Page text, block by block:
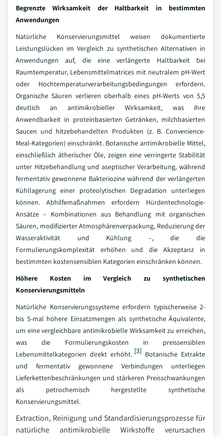
Begrenzte Wirksamkeit der Haltbarkeit in bestimmten
Anwendungen
Natürliche Konservierungsmittel weisen dokumentierte
Leistungslücken im Vergleich zu synthetischen Alternativen in
Anwendungen auf, die eine verlängerte Haltbarkeit bei
Raumtemperatur, Lebensmittelmatrices mit neutralem pH-Wert
oder Hochtemperaturverarbeitungsbedingungen erfordern.
Organische Säuren verlieren oberhalb eines pH-Werts von 5,5
deutlich an antimikrobieller Wirksamkeit, was ihre
Anwendbarkeit in proteinbasierten Getränken, milchbasierten
Saucen und hitzebehandelten Produkten (z. B. Convenience-
Meal-Kategorien) einschränkt. Botanische antimikrobielle Mittel,
einschließlich ätherischer Öle, zeigen eine verringerte Stabilität
unter Hitzebehandlung und aseptischer Verarbeitung, während
fermentativ gewonnene Bakteriozine während der verlängerten
Kühllagerung einer proteolytischen Degradation unterliegen
können. Abhilfemaßnahmen erfordern Hürdentechnologie-
Ansätze – Kombinationen aus Behandlung mit organischen
Säuren, modifizierter Atmosphärenverpackung, Reduzierung der
Wasseraktivität und Kühlung –, die die
Formulierungskomplexität erhöhen und die Akzeptanz in
bestimmten kostensensiblen Kategorien einschränken können.
Höhere Kosten im Vergleich zu synthetischen
Konservierungsmitteln
Natürliche Konservierungssysteme erfordern typischerweise 2-
bis 5-mal höhere Einsatzmengen als synthetische Äquivalente,
um eine vergleichbare antimikrobielle Wirksamkeit zu erreichen,
was die Formulierungskosten in preissensiblen
Lebensmittelkategorien direkt erhöht. [3] Botanische Extrakte
und fermentativ gewonnene Verbindungen unterliegen
Lieferkettenbeschränkungen und stärkeren Preisschwankungen
als petrochemisch hergestellte synthetische
Konservierungsmittel.
Extraction, Reinigung und Standardisierungsprozesse für
natürliche antimikrobielle Wirkstoffe verursachen